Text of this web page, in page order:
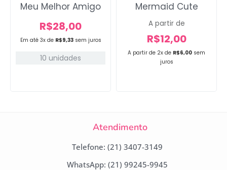
Em até 3x de R$9,33 sem juros
Meu Melhor Amigo
R$28,00
10 unidades
A partir de 2x de R$6,00 sem
juros
Mermaid Cute
A partir de
R$12,00
Atendimento
Telefone: (21) 3407-3149
WhatsApp: (21) 99245-9945